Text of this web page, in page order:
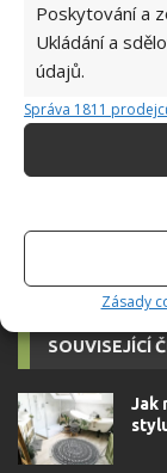
Poskytování a
Ukládání a
údajů.
Správa 1811
Zásady
SOUVISEJÍCÍ
Jak